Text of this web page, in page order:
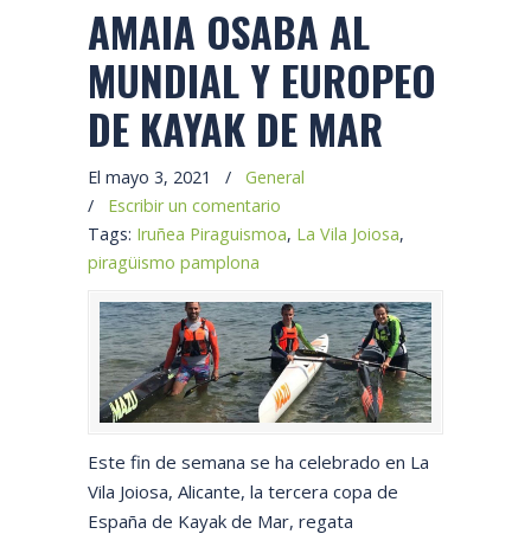
AMAIA OSABA AL
MUNDIAL Y EUROPEO
DE KAYAK DE MAR
El mayo 3, 2021 /
General
/ Escribir un comentario
Tags: Iruñea Piraguismoa, La Vila Joiosa,
piragüismo pamplona
Este fin de semana se ha celebrado en La
Vila Joiosa, Alicante, la tercera copa de
España de Kayak de Mar, regata